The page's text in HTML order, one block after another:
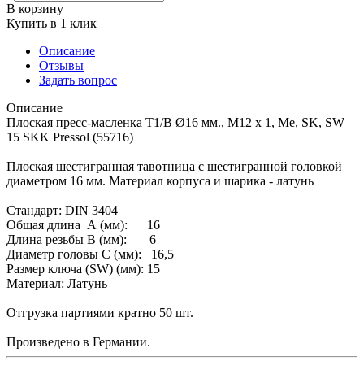
В корзину
Купить в 1 клик
Описание
Отзывы
Задать вопрос
Описание
Плоская пресс-масленка T1/B Ø16 мм., M12 x 1, Me, SK, SW
15 SKK Pressol (55716)
Плоская шестигранная тавотница с шестигранной головкой
диаметром 16 мм. Материал корпуса и шарика - латунь
Стандарт: DIN 3404
Общая длина А (мм): 16
Длина резьбы В (мм): 6
Диаметр головы С (мм): 16,5
Размер ключа (SW) (мм): 15
Материал: Латунь
Отгрузка партиями кратно 50 шт.
Произведено в Германии.